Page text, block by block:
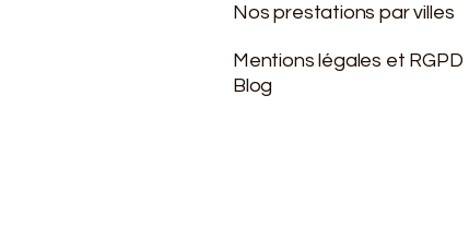
Nos prestations par villes
Mentions légales et RGPD
Blog